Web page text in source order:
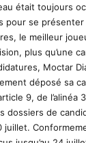
était toujours
pour se
le meilleur
plus qu’une
Moctar
déposé sa
9, de l’alinéa
dossiers de